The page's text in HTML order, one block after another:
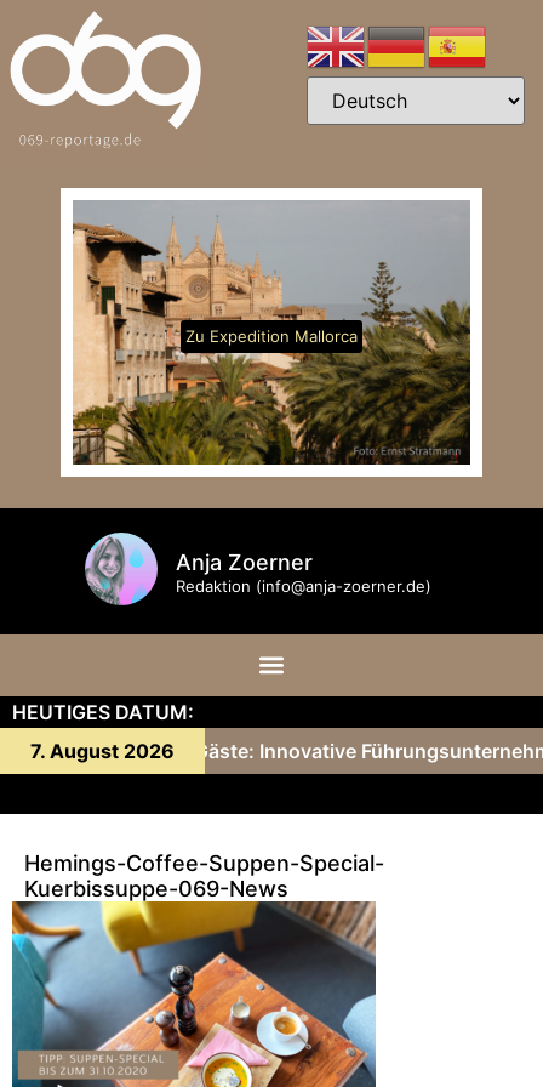
Zu Expedition Mallorca
Anja Zoerner
Redaktion (info@anja-zoerner.de)
HEUTIGES DATUM:
7. August 2026
Gärtner und ihre Gäste: Innovative
Hemings-Coffee-Suppen-Special-
Kuerbissuppe-069-News